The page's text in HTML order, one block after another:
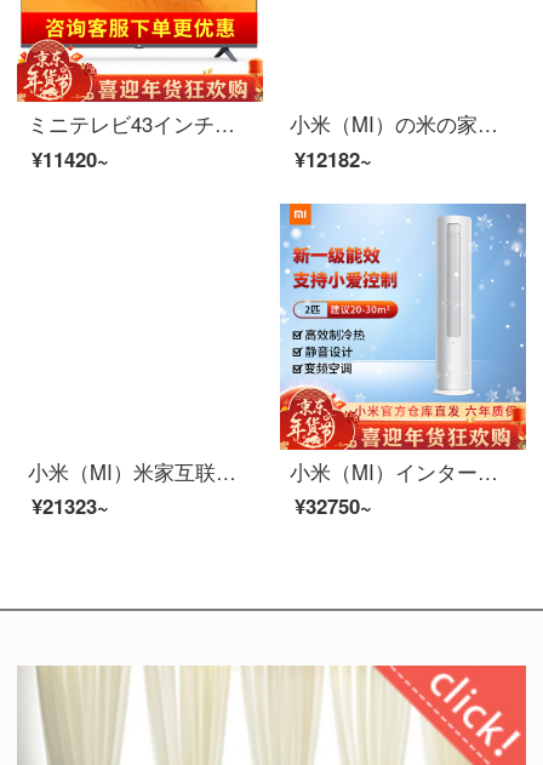
ミニテレビ43インチフルスクリーンE 43 KスマートwifiネットワークフルHDテレビネットワーク液晶パネルカラーテレビ8 GB大保存ミニテレビ43インチ-E 43 Kフルスクリーン設計ハイビジョン
¥11420~
小米（MI）の米の家の洗濯機は1級の機能を周波数変換して、全自動ドラムの静音自清潔多機能のプログラムの省エネルギーの脱水の小さい米の周波数変換器のドラムの洗濯機の1 A 8 kgは標準的に配合します。
¥12182~
小米（MI）米家互联网直驱洗烘一体机10kg变频静音银离子深度除螨杀菌防霉大容量洗衣机 米家互联网直驱洗烘一体机 10kg
¥21323~
小米（MI）インターネットエアコン2頭のスタンド式高効率冷凍/熱静音自動クリーンインテリジェント冷暖房設計除湿除湿除霜2 Pエアコン小米インターネットエアコンA（2匹/周波数変換/超一級効果）
¥32750~